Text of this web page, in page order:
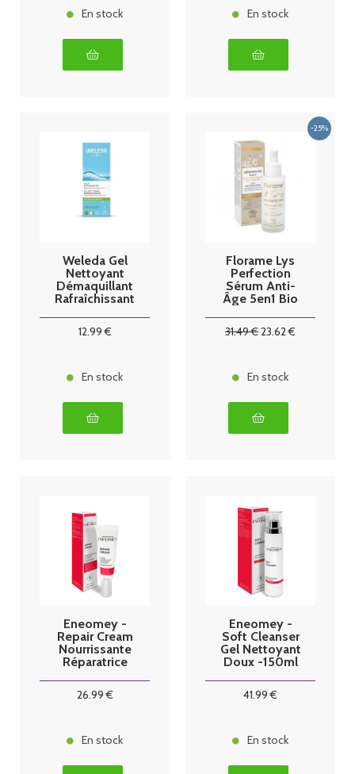
En stock En stock
Weleda Gel
Nettoyant
Démaquillant
Rafraîchissant
12.99€
En stock
Florame Lys
Perfection
Sérum Anti-
Âge 5en1 Bio
31.49€23.62€
En stock
Eneomey -
Repair Cream
Nourrissante
Réparatrice
26.99€
En stock
Eneomey -
Soft Cleanser
Gel Nettoyant
Doux -150ml
41.99 €
En stock